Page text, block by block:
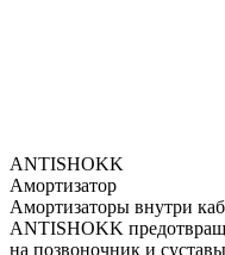
ANTISHOKK
Амортизатор
Амортизаторы внутри
ANTISHOKK
на позвоночник и